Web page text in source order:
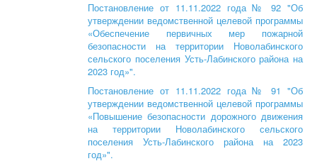
Постановление от 11.11.2022 года № 92 "Об
утверждении ведомственной целевой программы
«Обеспечение первичных мер пожарной
безопасности на территории Новолабинского
сельского поселения Усть-Лабинского района на
2023 год»".
Постановление от 11.11.2022 года № 91 "Об
утверждении ведомственной целевой программы
«Повышение безопасности дорожного движения
на территории Новолабинского сельского
поселения Усть-Лабинского района на 2023
год»".